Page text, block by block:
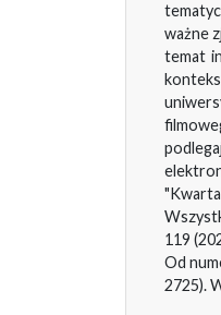
ważne
temat
119
Od
2725).